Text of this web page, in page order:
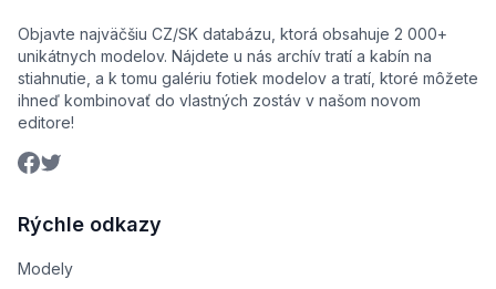
Objavte najväčšiu CZ/SK databázu, ktorá obsahuje 2 000+
unikátnych modelov. Nájdete u nás archív tratí a kabín na
stiahnutie, a k tomu galériu fotiek modelov a tratí, ktoré môžete
ihneď kombinovať do vlastných zostáv v našom novom
editore!
Rýchle odkazy
Modely